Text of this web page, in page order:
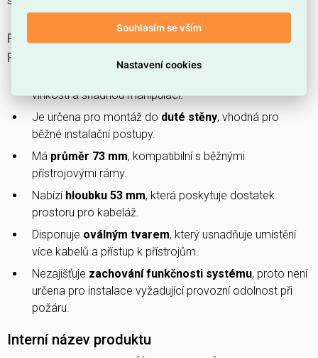
PROČ SI VYBRAT TUTO PROTIPOŽÁRNÍ
PŘÍSTROJOVOU KRABICI?
vlhkosti a snadnou manipulaci.
Je určena pro montáž do duté stěny, vhodná pro
běžné instalační postupy.
Má průměr 73 mm, kompatibilní s běžnými
přístrojovými rámy.
Nabízí hloubku 53 mm, která poskytuje dostatek
prostoru pro kabeláž.
Disponuje oválným tvarem, který usnadňuje umístění
více kabelů a přístup k přístrojům.
Nezajišťuje zachování funkčnosti systému, proto není
určena pro instalace vyžadující provozní odolnost při
požáru.
Interní název produktu
Souhlasím se vším
Nastavení cookies